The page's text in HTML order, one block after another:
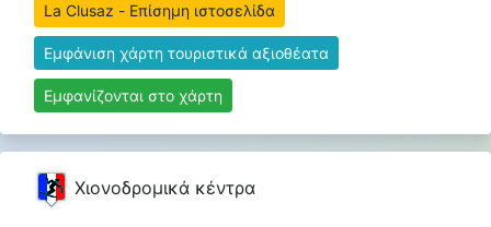
La Clusaz - Επίσημη ιστοσελίδα
Εμφάνιση χάρτη τουριστικά αξιοθέατα
Εμφανίζονται στο χάρτη
Χιονοδρομικά κέντρα